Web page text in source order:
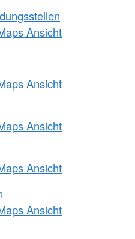
Ansicht
Ansicht
Ansicht
Ansicht
Ansicht